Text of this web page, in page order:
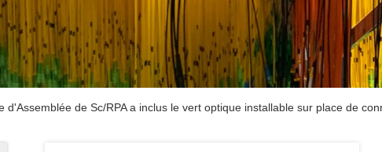
d'Assemblée de Sc/RPA a inclus le vert optique installable sur place de